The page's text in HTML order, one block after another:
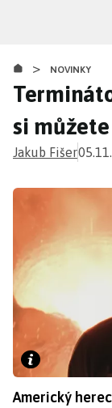
obsahu
> NOVINKY
si
Jakub Fišer
Americký